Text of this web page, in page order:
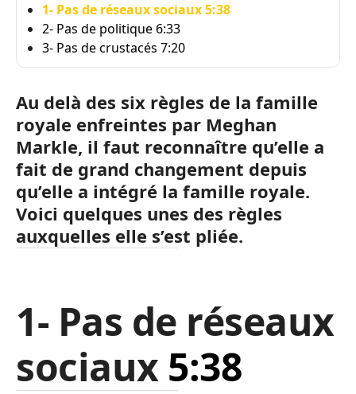
1- Pas de réseaux sociaux 5:38
2- Pas de politique 6:33
3- Pas de crustacés 7:20
Au delà des six règles de la famille
royale enfreintes par Meghan
Markle, il faut reconnaître qu’elle a
fait de grand changement depuis
qu’elle a intégré la famille royale.
Voici quelques unes des règles
auxquelles elle s’est pliée.
1- Pas de réseaux
sociaux 5:38